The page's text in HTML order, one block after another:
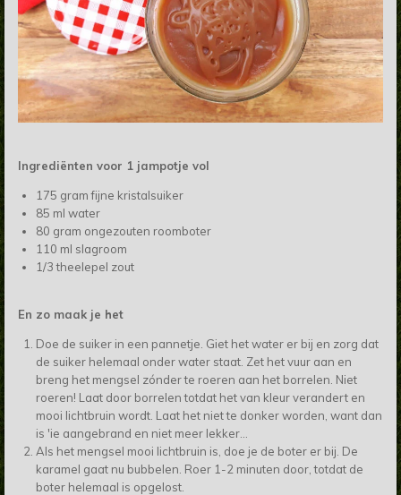
Ingrediënten voor 1 jampotje vol
175 gram fijne kristalsuiker
85 ml water
80 gram ongezouten roomboter
110 ml slagroom
1/3 theelepel zout
En zo maak je het
Doe de suiker in een pannetje. Giet het water er bij en zorg dat
de suiker helemaal onder water staat. Zet het vuur aan en
breng het mengsel zónder te roeren aan het borrelen. Niet
roeren! Laat door borrelen totdat het van kleur verandert en
mooi lichtbruin wordt. Laat het niet te donker worden, want dan
is 'ie aangebrand en niet meer lekker...
Als het mengsel mooi lichtbruin is, doe je de boter er bij. De
karamel gaat nu bubbelen. Roer 1-2 minuten door, totdat de
boter helemaal is opgelost.